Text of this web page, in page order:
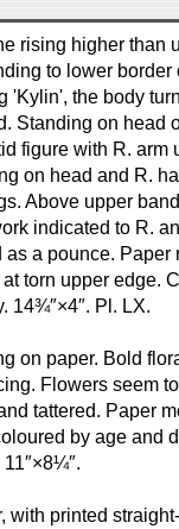
rising higher than
to lower border
'Kylin', the body
Standing on head
figure with R. arm
on head and R.
Above upper
indicated to R.
a pounce. Paper
torn upper edge.
14¾″×4″. Pl. LX.
on paper. Bold
Flowers seem
tattered. Paper
by age and
with printed straight-